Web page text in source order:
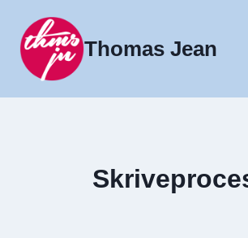
indhold
Thomas Jean